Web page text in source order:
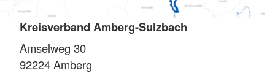
Kreisverband Amberg-Sulzbach
Amselweg 30
92224Amberg